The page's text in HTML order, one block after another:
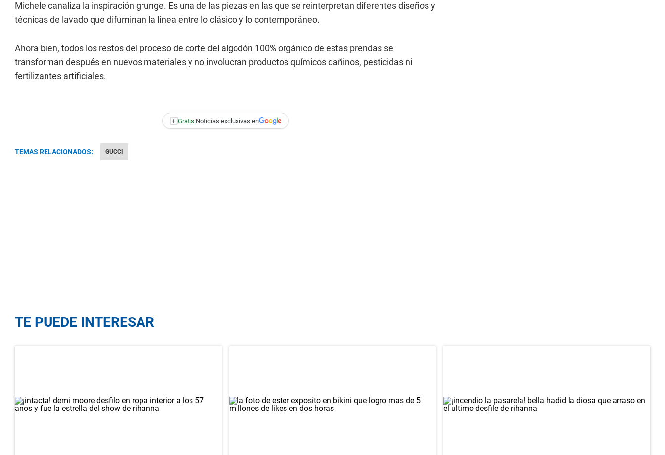
Michele canaliza la inspiración grunge. Es una de las piezas en las que se reinterpretan diferentes diseños y
técnicas de lavado que difuminan la línea entre lo clásico y lo contemporáneo.
Ahora bien, todos los restos del proceso de corte del algodón 100% orgánico de estas prendas se
transforman después en nuevos materiales y no involucran productos químicos dañinos, pesticidas ni
fertilizantes artificiales.
+ Gratis:Noticias exclusivas en
TEMAS RELACIONADOS: GUCCI
TE PUEDE INTERESAR